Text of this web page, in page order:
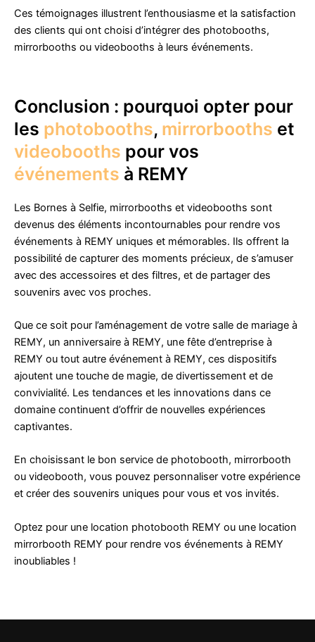
Ces témoignages illustrent l’enthousiasme et la satisfaction
des clients qui ont choisi d’intégrer des photobooths,
mirrorbooths ou videobooths à leurs événements.
Conclusion : pourquoi opter pour
les photobooths, mirrorbooths et
videobooths pour vos
événements à REMY
Les Bornes à Selfie, mirrorbooths et videobooths sont
devenus des éléments incontournables pour rendre vos
événements à REMY uniques et mémorables. Ils offrent la
possibilité de capturer des moments précieux, de s’amuser
avec des accessoires et des filtres, et de partager des
souvenirs avec vos proches.
Que ce soit pour l’aménagement de votre salle de mariage à
REMY, un anniversaire à REMY, une fête d’entreprise à
REMY ou tout autre événement à REMY, ces dispositifs
ajoutent une touche de magie, de divertissement et de
convivialité. Les tendances et les innovations dans ce
domaine continuent d’offrir de nouvelles expériences
captivantes.
En choisissant le bon service de photobooth, mirrorbooth
ou videobooth, vous pouvez personnaliser votre expérience
et créer des souvenirs uniques pour vous et vos invités.
Optez pour une location photobooth REMY ou une location
mirrorbooth REMY pour rendre vos événements à REMY
inoubliables !